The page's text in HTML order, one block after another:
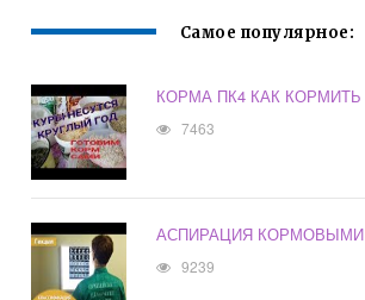
Самое популярное:
КОРМА ПК4 КАК
7463
АСПИРАЦИЯ
9239